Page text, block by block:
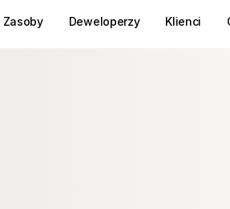
Zasoby Deweloperzy Klienci